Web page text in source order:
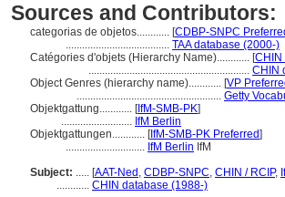
Sources and Contributors:
categorias de objetos............ [CDBP-SNPC
...................................... TAA database (2000-)
Catégories d'objets (Hierarchy Name)............ [CHIN
........................................................... CHIN
Object Genres (hierarchy name)............ [VP
..................................................... Getty
Objektgattung............ [IfM-SMB-PK]
.......................... IfM Berlin
Objektgattungen............ [IfM-SMB-PK Preferred]
............................. IfM Berlin IfM
Subject: ..... [AAT-Ned , CDBP-SNPC, CHIN / RCIP,
............ CHIN database (1988-)